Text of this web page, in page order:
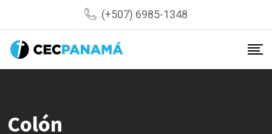
content
(+507) 6985-1348
Colón